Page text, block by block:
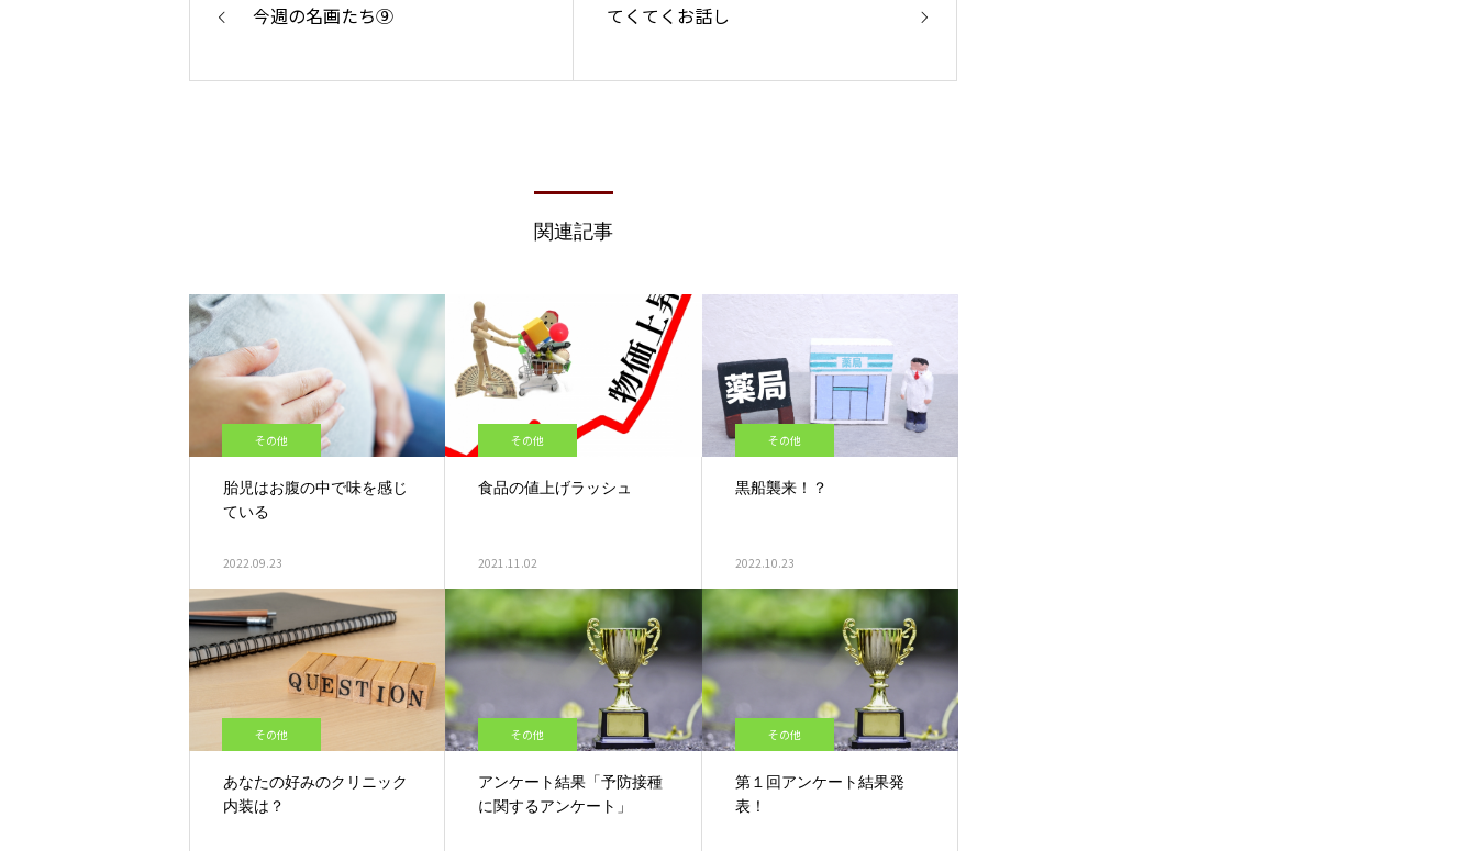
今週の名画たち⑨ てくてくお話し
関連記事
その他
胎児はお腹の中で味を感じ
ている
2022.09.23
その他
食品の値上げラッシュ
2021.11.02
その他
黒船襲来！？
2022.10.23
その他
あなたの好みのクリニック
内装は？
その他
アンケート結果「予防接種
に関するアンケート」
その他
第１回アンケート結果発
表！